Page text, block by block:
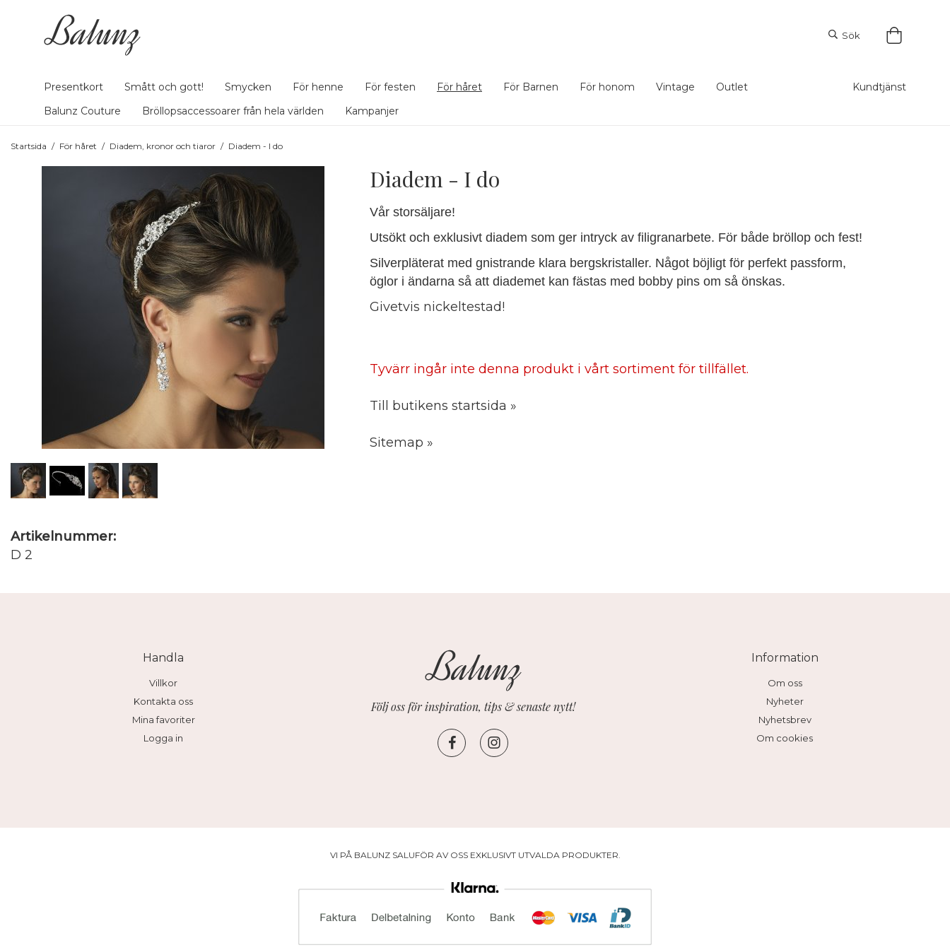
Sök
Presentkort Smått och gott! Smycken För henne För festen För håret För Barnen För honom Vintage
Outlet
Balunz Couture
Bröllopsaccessoarer från hela världen Kampanjer
Kundtjänst
Startsida / För håret / Diadem, kronor och tiaror / Diadem - I do
Diadem - I do
Vår storsäljare!
Utsökt och exklusivt diadem som ger intryck av filigranarbete. För både bröllop och fest!
Silverpläterat med gnistrande klara bergskristaller. Något böjligt för perfekt passform,
öglor i ändarna så att diademet kan fästas med bobby pins om så önskas.
Givetvis nickeltestad!
Tyvärr ingår inte denna produkt i vårt sortiment för tillfället.
Till butikens startsida »
Sitemap »
Artikelnummer:
D 2
Handla
Villkor
Kontakta oss
Mina favoriter
Logga in
Följ oss för inspiration, tips & senaste nytt!
Information
Om oss
Nyheter
Nyhetsbrev
Om cookies
VI PÅ BALUNZ SALUFÖR AV OSS EXKLUSIVT UTVALDA PRODUKTER.